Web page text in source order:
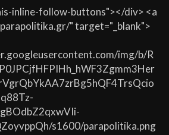
inline-follow-buttons"></div> <a
" target="_blank">
img/b/R
s1600/parapolitika.png